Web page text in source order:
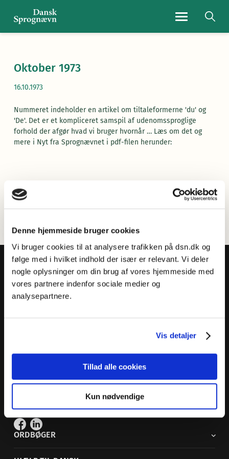
Denne hjemmeside bruger cookies
Vi bruger cookies til at analysere trafikken på dsn.dk og
følge med i hvilket indhold der især er relevant. Vi deler
nogle oplysninger om din brug af vores hjemmeside med
vores partnere indenfor sociale medier og
analysepartnere.
Vis detaljer
Tillad alle cookies
Kun nødvendige
Oktober 1973
16.10.1973
Nummeret indeholder en artikel om tiltaleformerne 'du' og
'De'. Det er et kompliceret samspil af udenomssproglige
forhold der afgør hvad vi bruger hvornår … Læs om det og
mere i Nyt fra Sprognævnet i pdf-filen herunder:
33 74 74 00 ·adm@dsn.dk
Se ogsåAfdeling for Dansk Tegnsprog
ORDBØGER